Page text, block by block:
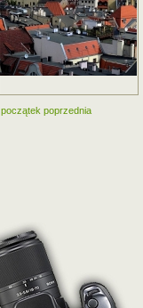
początek poprzednia